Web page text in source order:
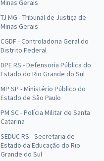
Minas Gerais
TJ MG - Tribunal de Justiça de
Minas Gerais
CGDF - Controladoria Geral do
Distrito Federal
DPE RS - Defensoria Pública do
Estado do Rio Grande do Sul
MP SP - Ministério Público do
Estado de São Paulo
PM SC - Polícia Militar de Santa
Catarina
SEDUC RS - Secretaria de
Estado da Educação do Rio
Grande do Sul